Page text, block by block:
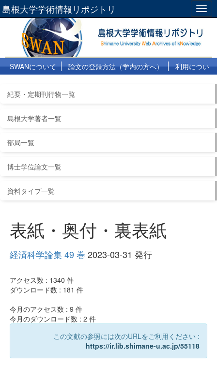
島根大学学術情報リポジトリ
SWANについて 論文の登録方法（学内の方へ）
利用につい
紀要・定期刊行物一覧
島根大学著者一覧
部局一覧
博士学位論文一覧
資料タイプ一覧
表紙・奥付・裏表紙
経済科学論集 49 巻 2023-03-31 発行
アクセス数 : 1340 件
ダウンロード数 : 181 件
今月のアクセス数 : 9 件
今月のダウンロード数 : 2 件
この文献の参照には次のURLをご利用ください :
https://ir.lib.shimane-u.ac.jp/55118